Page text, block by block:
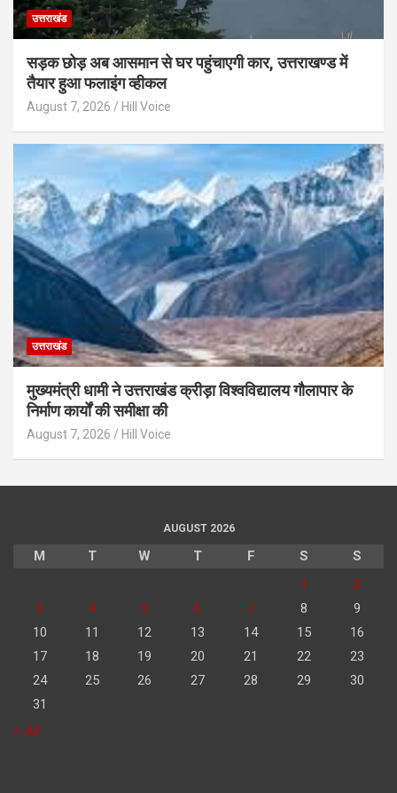
उत्तराखंड
सड़क छोड़ अब आसमान से घर पहुंचाएगी कार, उत्तराखण्ड में
तैयार हुआ फलाइंग व्हीकल
August 7, 2026 Hill Voice
उत्तराखंड
मुख्यमंत्री धामी ने उत्तराखंड क्रीड़ा विश्वविद्यालय गौलापार के
निर्माण कार्यों की समीक्षा की
August 7, 2026 Hill Voice
AUGUST 2026
M T W T F S
S
1
2
3
4 5 6 7 8
9
10
11 12 13 14 15
16
17
18 19 20 21 22
23
24
25 26 27 28 29
30
31
« Jul